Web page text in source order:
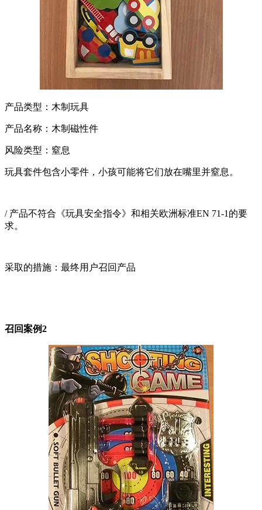
产品类型：木制玩具
产品名称：木制磁性件
风险类型：窒息
玩具套件包含小零件，小孩可能将它们放在嘴里并窒息。
/ 产品不符合《玩具安全指令》和相关欧洲标准EN 71-1的要
求。
采取的措施：最终用户召回产品
召回案例2